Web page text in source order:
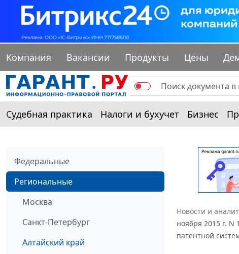
Компания Вакансии Продукты Цены
Судебная практика Налоги и бухучет Бизнес
Федеральные
Региональные
Москва
Санкт-Петербург
Алтайский край
Новости и
ноября 2015 г.
патентной